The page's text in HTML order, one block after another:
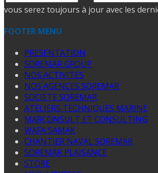
vous serez toujours à jour avec les
FOOTER MENU
PRESENTATION
SOREMAR GROUP
NOS ACTIVITES
NOS AGENCES SOREMAR
SOCIETE SOREMAR
ATELIERS TECHNIQUES MARINE
MARCONSULT ET CONSULTING
WAFA SAMAK
CHANTIER NAVAL SOREMAR
SOREMAR PLAISANCE
STORE